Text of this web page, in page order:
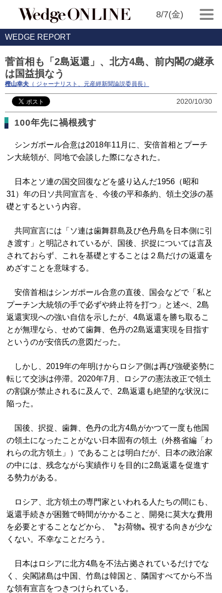
8/7(金)
WEDGE REPORT
菅首相も「2島返還」、北方4島、前内閣の継承
は国益損なう
樫山幸夫 （ ジャーナリスト、元産經新聞論説委員長）
2020/10/30
100年先に禍根残す
シンガポール合意は2018年11月に、安倍首相とプーチ
ン大統領が、同地で会談した際になされた。
日本とソ連の国交回復などを盛り込んだ1956（昭和
31）年の日ソ共同宣言を、今後の平和条約、領土交渉の基
礎とするという内容。
共同宣言には「ソ連は歯舞群島及び色丹島を日本側に引
き渡す」と明記されているが、国後、択捉については言及
されておらず、これを基礎とすることは２島だけの返還を
めざすことを意味する。
安倍首相はシンガポール合意の直後、国会などで「私と
プーチン大統領の手で必ずや終止符を打つ」と述べ、2島
返還実現への強い自信を示したが、4島返還を勝ち取るこ
とが無理なら、せめて歯舞、色丹の2島返還実現を目指す
というのが安倍氏の意図だった。
しかし、2019年の年明けからロシア側は再び強硬姿勢に
転じて交渉は停滞。2020年7月、ロシアの憲法改正で領土
の割譲が禁止されるに及んで、2島返還も絶望的な状況に
陥った。
国後、択捉、歯舞、色丹の北方4島がかつて一度も他国
の領土になったことがない日本固有の領土（外務省編「わ
れらの北方領土」）であることは明白だが、日本の政治家
の中には、残念ながら実績作りを目的に2島返還を促進す
る勢力がある。
ロシア、北方領土の専門家といわれる人たちの間にも、
返還手続きが困難で時間がかかること、開発に莫大な費用
を必要とすることなどから、〝お荷物〟視する向きが少な
くない。不幸なことだろう。
日本はロシアに北方4島を不法占拠されているだけでな
く、尖閣諸島は中国、竹島は韓国と、隣国すべてから不当
な領有宣言をつきつけられている。